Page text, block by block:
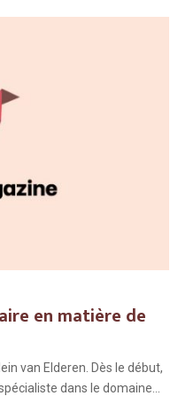
en matière de
van Elderen. Dès le début,
dans le domaine...